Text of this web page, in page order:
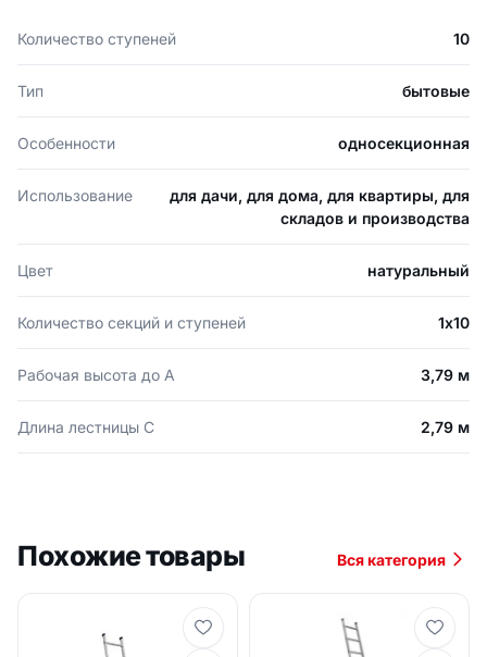
Количество ступеней 10
Тип бытовые
Особенности односекционная
Использование
для дачи, для дома, для квартиры, для
складов и производства
Цвет натуральный
Количество секций и ступеней 1х10
Рабочая высота до А 3,79 м
Длина лестницы С 2,79 м
Похожие товары Вся категория